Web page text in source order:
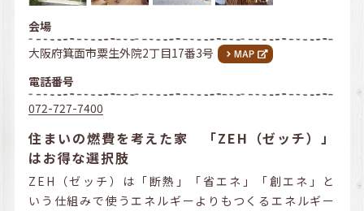
会場
大阪府箕面市粟生外院2丁目17番3号
電話番号
072-727-7400
住まいの燃費を考えた家 「ZEH（ゼッチ）」
はお得な選択肢
ZEH（ゼッチ）は「断熱」「省エネ」「創エネ」と
いう仕組みで使うエネルギーよりもつくるエネルギー